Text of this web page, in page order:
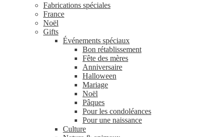
Fabrications spéciales
France
Noël
Gifts
Événements spéciaux
Bon rétablissement
Fête des mères
Anniversaire
Halloween
Mariage
Noël
Pâques
Pour les condoléances
Pour une naissance
Culture